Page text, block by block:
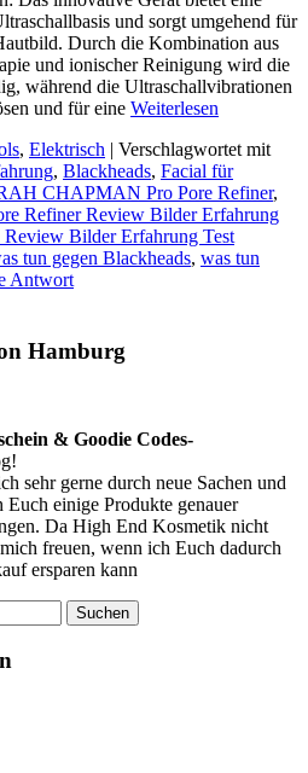
und sorgt umgehend für
Durch die Kombination aus
und ionischer Reinigung wird die
während die Ultraschallvibrationen
und für eine Weiterlesen
, Elektrisch | Verschlagwortet mit
, Blackheads, Facial für
CHAPMAN Pro Pore Refiner,
Refiner Review Bilder Erfahrung
Review Bilder Erfahrung Test
tun gegen Blackheads, was tun
Antwort
Hamburg
& Goodie Codes-
sehr gerne durch neue Sachen und
einige Produkte genauer
Da High End Kosmetik nicht
freuen, wenn ich Euch dadurch
ersparen kann